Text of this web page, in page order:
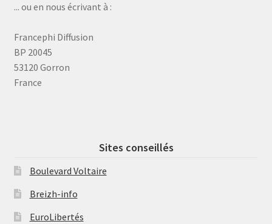
... ou en nous écrivant à :
Francephi Diffusion
BP 20045
53120 Gorron
France
Sites conseillés
Boulevard Voltaire
Breizh-info
EuroLibertés